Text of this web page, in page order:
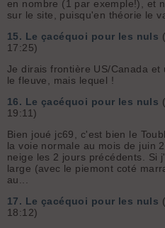
en nombre (1 par exemple!), et
sur le site, puisqu'en théorie le
15. Le çacéquoi pour les nuls
17:25)
Je dirais frontière US/Canada
le fleuve, mais lequel !
16. Le çacéquoi pour les nuls
19:11)
Bien joué jc69, c'est bien le
la voie normale au mois de juin
neige les 2 jours précédents. Si
large (avec le piemont coté
au...
17. Le çacéquoi pour les nuls
18:12)